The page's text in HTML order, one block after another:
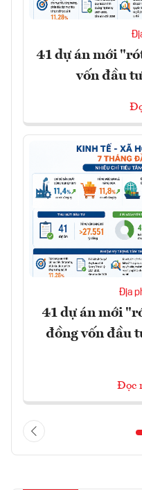
41 dự án mới
vốn đầu
Địa
41 dự án mới
đồng vốn đầu
Đọc